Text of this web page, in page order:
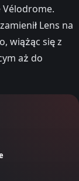
Lens na
wiążąc się z
aż do